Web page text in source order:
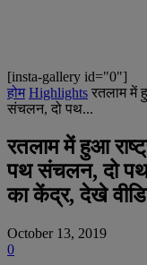
[insta-gallery id="0"]
होम Highlights रतलाम में
संचलन, दो पथ...
रतलाम में हुआ
पथ संचलन, दो
का केंद्र, देखे
October 13, 2019
0